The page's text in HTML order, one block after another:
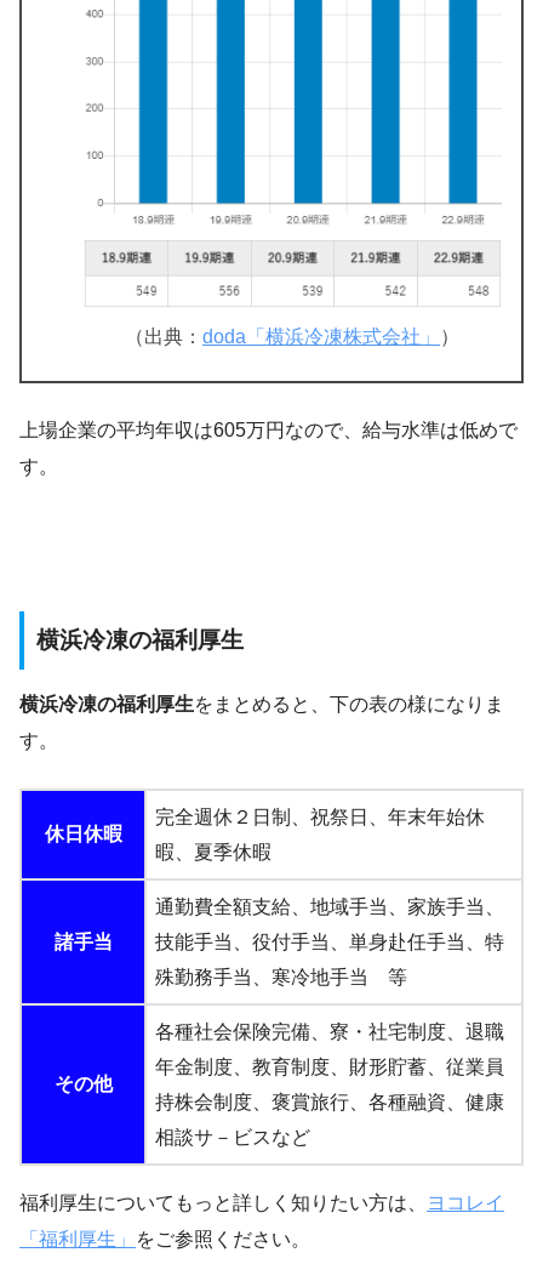
（出典： doda「横浜冷凍株式会社」 ）
上場企業の平均年収は605万円なので、給与水準は低めで
す。
横浜冷凍の福利厚生
横浜冷凍の福利厚生をまとめると、下の表の様になりま
す。
休日休暇
完全週休２日制、祝祭日、年末年始休
暇、夏季休暇
諸手当
通勤費全額支給、地域手当、家族手当、
技能手当、役付手当、単身赴任手当、特
殊勤務手当、寒冷地手当 等
その他
各種社会保険完備、寮・社宅制度、退職
年金制度、教育制度、財形貯蓄、従業員
持株会制度、褒賞旅行、各種融資、健康
相談サ－ビスなど
福利厚生についてもっと詳しく知りたい方は、
ヨコレイ
「福利厚生」
をご参照ください。